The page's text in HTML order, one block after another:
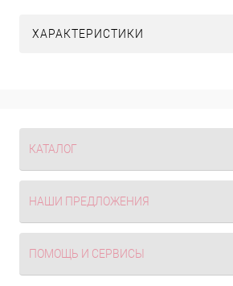
ХАРАКТЕРИСТИКИ
КАТАЛОГ
НАШИ ПРЕДЛОЖЕНИЯ
ПОМОЩЬ И СЕРВИСЫ